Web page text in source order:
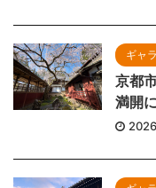
ギャ
京都
満開に